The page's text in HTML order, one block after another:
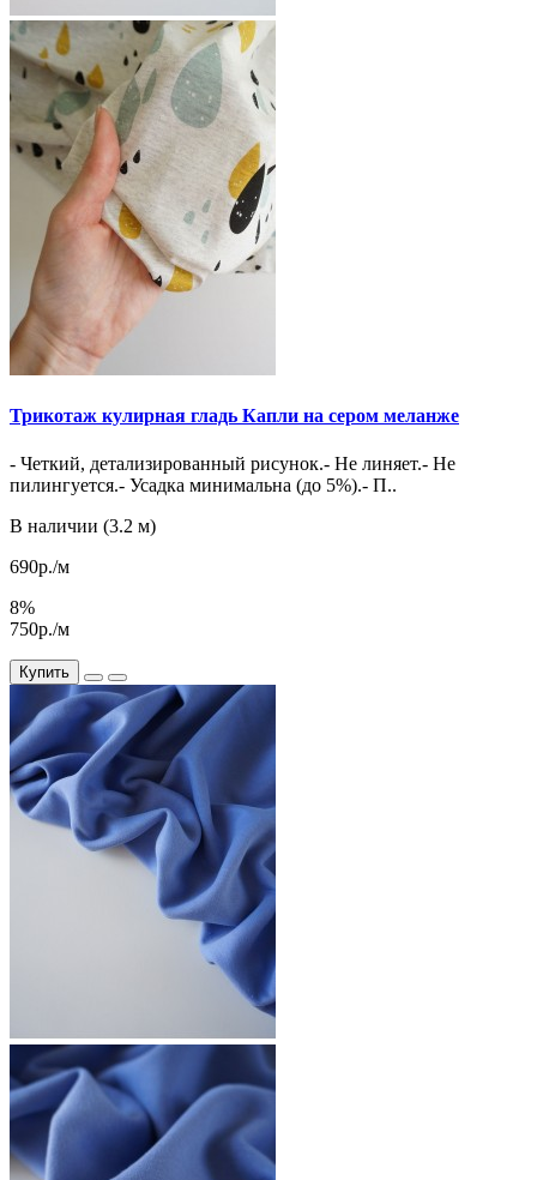
Трикотаж кулирная гладь Капли на сером меланже
- Четкий, детализированный рисунок.- Не линяет.- Не
пилингуется.- Усадка минимальна (до 5%).- П..
В наличии (3.2 м)
690р./м
8%
750р./м
Купить